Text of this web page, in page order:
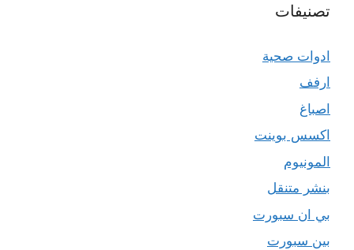
تصنيفات
ادوات صحية
ارفف
اصباغ
اكسس بوينت
المونيوم
بنشر متنقل
بي ان سبورت
بين سبورت